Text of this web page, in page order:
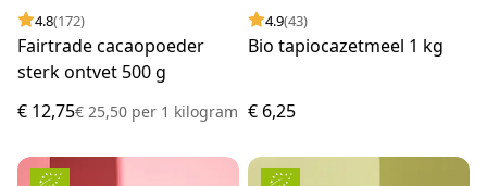
4.8(172)
Fairtrade cacaopoeder
sterk ontvet 500 g
€ 12,75€ 25,50 per 1 kilogram
4.9(43)
Bio tapiocazetmeel 1 kg
€ 6,25